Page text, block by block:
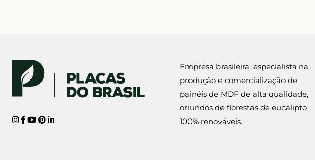
Empresa brasileira, especialista na
produção e comercialização de
painéis de MDF de alta qualidade,
oriundos de florestas de eucalipto
100% renováveis.